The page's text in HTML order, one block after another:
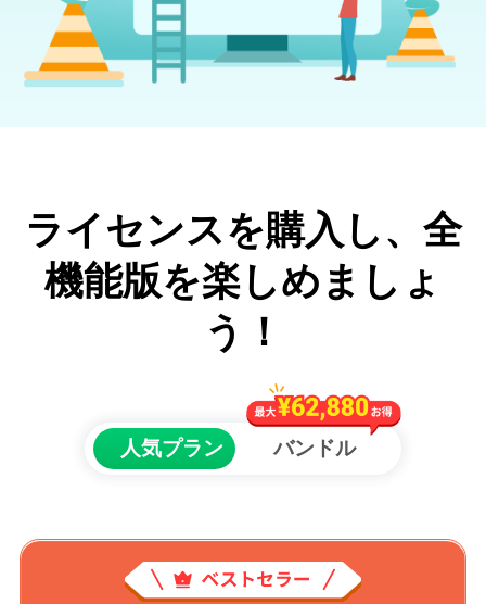
ライセンスを購入し、全
機能版を楽しめましょ
う！
人気プラン バンドル